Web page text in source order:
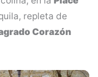
repleta de
Corazón